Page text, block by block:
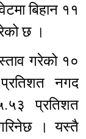
बिहान ११
छ ।
गरेको १०
नगद
प्रतिशत
गरिनेछ । यस्तै